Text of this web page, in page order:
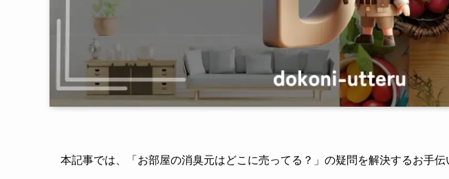
本記事では、「お部屋の消臭元はどこに売ってる？」の疑問を解決するお手伝